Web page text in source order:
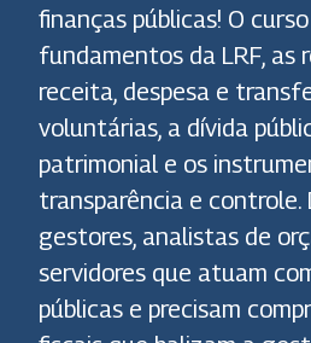
finanças públicas! O
fundamentos da LRF, as
receita, despesa e
voluntárias, a dívida
patrimonial e os
transparência e controle.
gestores, analistas de
servidores que atuam
públicas e precisam